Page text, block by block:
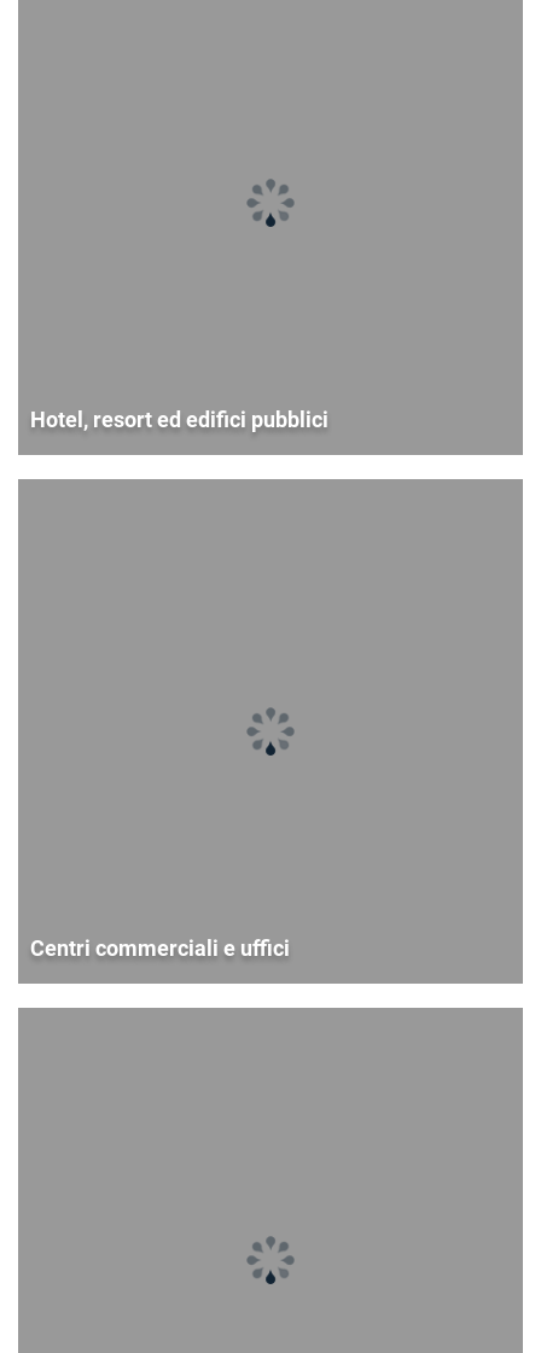
Hotel, resort ed edifici pubblici
Centri commerciali e uffici